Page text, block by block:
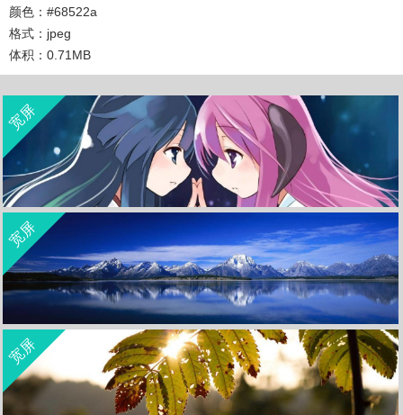
颜色：#68522a
格式：jpeg
体积：0.71MB
宽屏
双监视器宽屏壁纸
立 即 下 载
收 藏
宽屏
双监视器宽屏壁纸
立 即 下 载
收 藏
宽屏
立 即 下 载
收 藏